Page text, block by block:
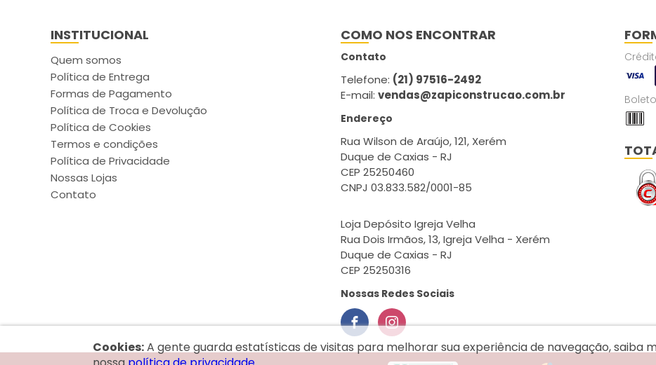
INSTITUCIONAL
Quem somos
Política de Entrega
Formas de Pagamento
Política de Troca e Devolução
Política de Cookies
Termos e condições
Política de Privacidade
Nossas Lojas
Contato
COMO NOS ENCONTRAR
Contato
Telefone: (21) 97516-2492
E-mail:vendas@zapiconstrucao.com.br
Endereço
Rua Wilson de Araújo, 121, Xerém
Duque de Caxias - RJ
CEP 25250460
CNPJ 03.833.582/0001-85
Loja Depósito Igreja Velha
Rua Dois Irmãos, 13, Igreja Velha - Xerém
Duque de Caxias - RJ
CEP 25250316
Nossas Redes Sociais
Boleto
Cookies:A gente guarda estatísticas de visitas para melhorar sua experiência de navegação, saiba